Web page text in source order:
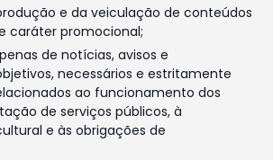
e da veiculação de conteúdos
caráter promocional;
de notícias, avisos e
necessários e estritamente
ao funcionamento dos
de serviços públicos, à
e às obrigações de